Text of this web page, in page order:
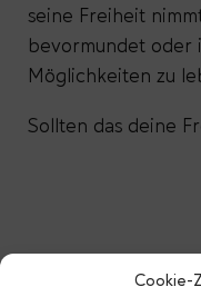
Cookie-
seine Freiheit
bevormundet oder
Möglichkeiten zu
Sollten das deine
Kommentare